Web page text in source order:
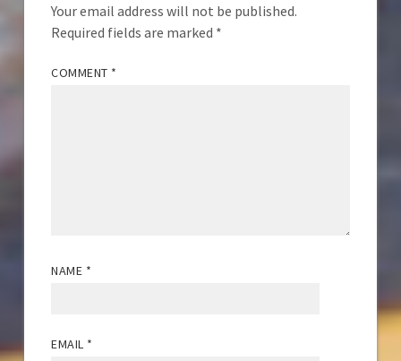
Your email address will not be published.
Required fields are marked *
COMMENT *
NAME *
EMAIL *